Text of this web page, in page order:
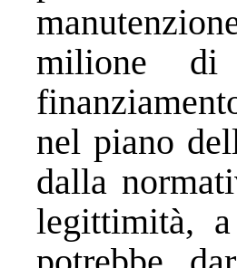
milione di
nel piano
dalla
legittimità,